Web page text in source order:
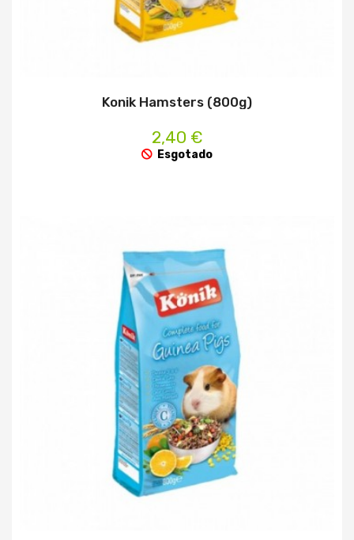
Konik Hamsters (800g)
2,40 €
Esgotado